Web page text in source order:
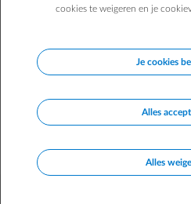
cookies te weigeren en je
Je cookies
Alles
Alles